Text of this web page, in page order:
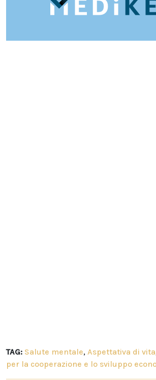
TAG: Salute mentale, Aspettativa di vita
per la cooperazione e lo sviluppo